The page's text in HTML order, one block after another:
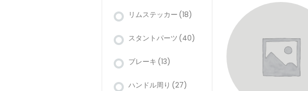
リムステッカー (18)
スタントパーツ (40)
ブレーキ (13)
ハンドル周り (27)